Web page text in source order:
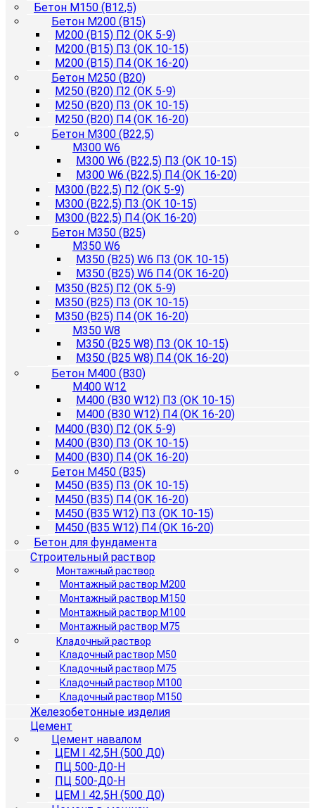
Бетон М150 (B12,5)
Бетон М200 (B15)
М200 (B15) П2 (ОК 5-9)
М200 (B15) П3 (ОК 10-15)
М200 (B15) П4 (ОК 16-20)
Бетон М250 (B20)
М250 (B20) П2 (ОК 5-9)
М250 (B20) П3 (ОК 10-15)
М250 (B20) П4 (ОК 16-20)
Бетон М300 (B22,5)
М300 W6
М300 W6 (B22,5) П3 (ОК 10-15)
М300 W6 (B22,5) П4 (ОК 16-20)
М300 (B22,5) П2 (ОК 5-9)
М300 (B22,5) П3 (ОК 10-15)
М300 (B22,5) П4 (ОК 16-20)
Бетон М350 (B25)
М350 W6
М350 (B25) W6 П3 (ОК 10-15)
М350 (B25) W6 П4 (ОК 16-20)
М350 (B25) П2 (ОК 5-9)
М350 (B25) П3 (ОК 10-15)
М350 (B25) П4 (ОК 16-20)
М350 W8
М350 (B25 W8) П3 (ОК 10-15)
М350 (B25 W8) П4 (ОК 16-20)
Бетон М400 (B30)
М400 W12
М400 (B30 W12) П3 (ОК 10-15)
М400 (B30 W12) П4 (ОК 16-20)
М400 (B30) П2 (ОК 5-9)
М400 (B30) П3 (ОК 10-15)
М400 (B30) П4 (ОК 16-20)
Бетон М450 (B35)
М450 (B35) П3 (ОК 10-15)
М450 (B35) П4 (ОК 16-20)
М450 (B35 W12) П3 (ОК 10-15)
М450 (B35 W12) П4 (ОК 16-20)
Бетон для фундамента
Строительный раствор
Монтажный раствор
Монтажный раствор М200
Монтажный раствор М150
Монтажный раствор М100
Монтажный раствор М75
Кладочный раствор
Кладочный раствор М50
Кладочный раствор М75
Кладочный раствор М100
Кладочный раствор М150
Железобетонные изделия
Цемент
Цемент навалом
ЦЕМ I 42,5Н (500 Д0)
ПЦ 500-Д0-Н
ПЦ 500-Д0-Н
ЦЕМ I 42,5Н (500 Д0)